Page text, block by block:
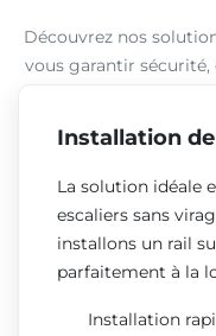
Découvrez nos
vous garantir
Installation
La solution idéale
escaliers sans
installons un rail
parfaitement à la
Installation